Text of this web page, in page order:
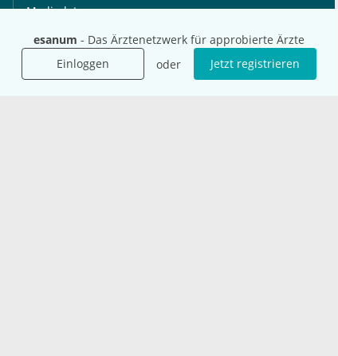
esanum - Das Ärztenetzwerk für approbierte Ärzte
Einloggen
oder Jetzt registrieren
Mediadaten
Karriere